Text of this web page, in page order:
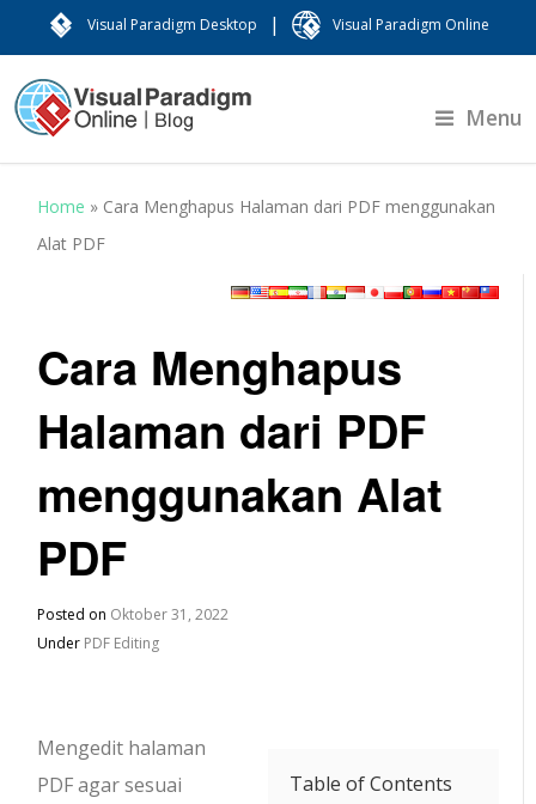
Visual Paradigm Desktop | Visual Paradigm Online
Menu
Home » Cara Menghapus Halaman dari PDF menggunakan
Alat PDF
Cara Menghapus
Halaman dari PDF
menggunakan Alat
PDF
Posted on Oktober 31, 2022
Under PDF Editing
Table of Contents
Mengedit halaman
PDF agar sesuai